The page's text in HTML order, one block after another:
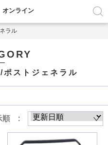
ンライン
ラル
ストジェネラル
順 :